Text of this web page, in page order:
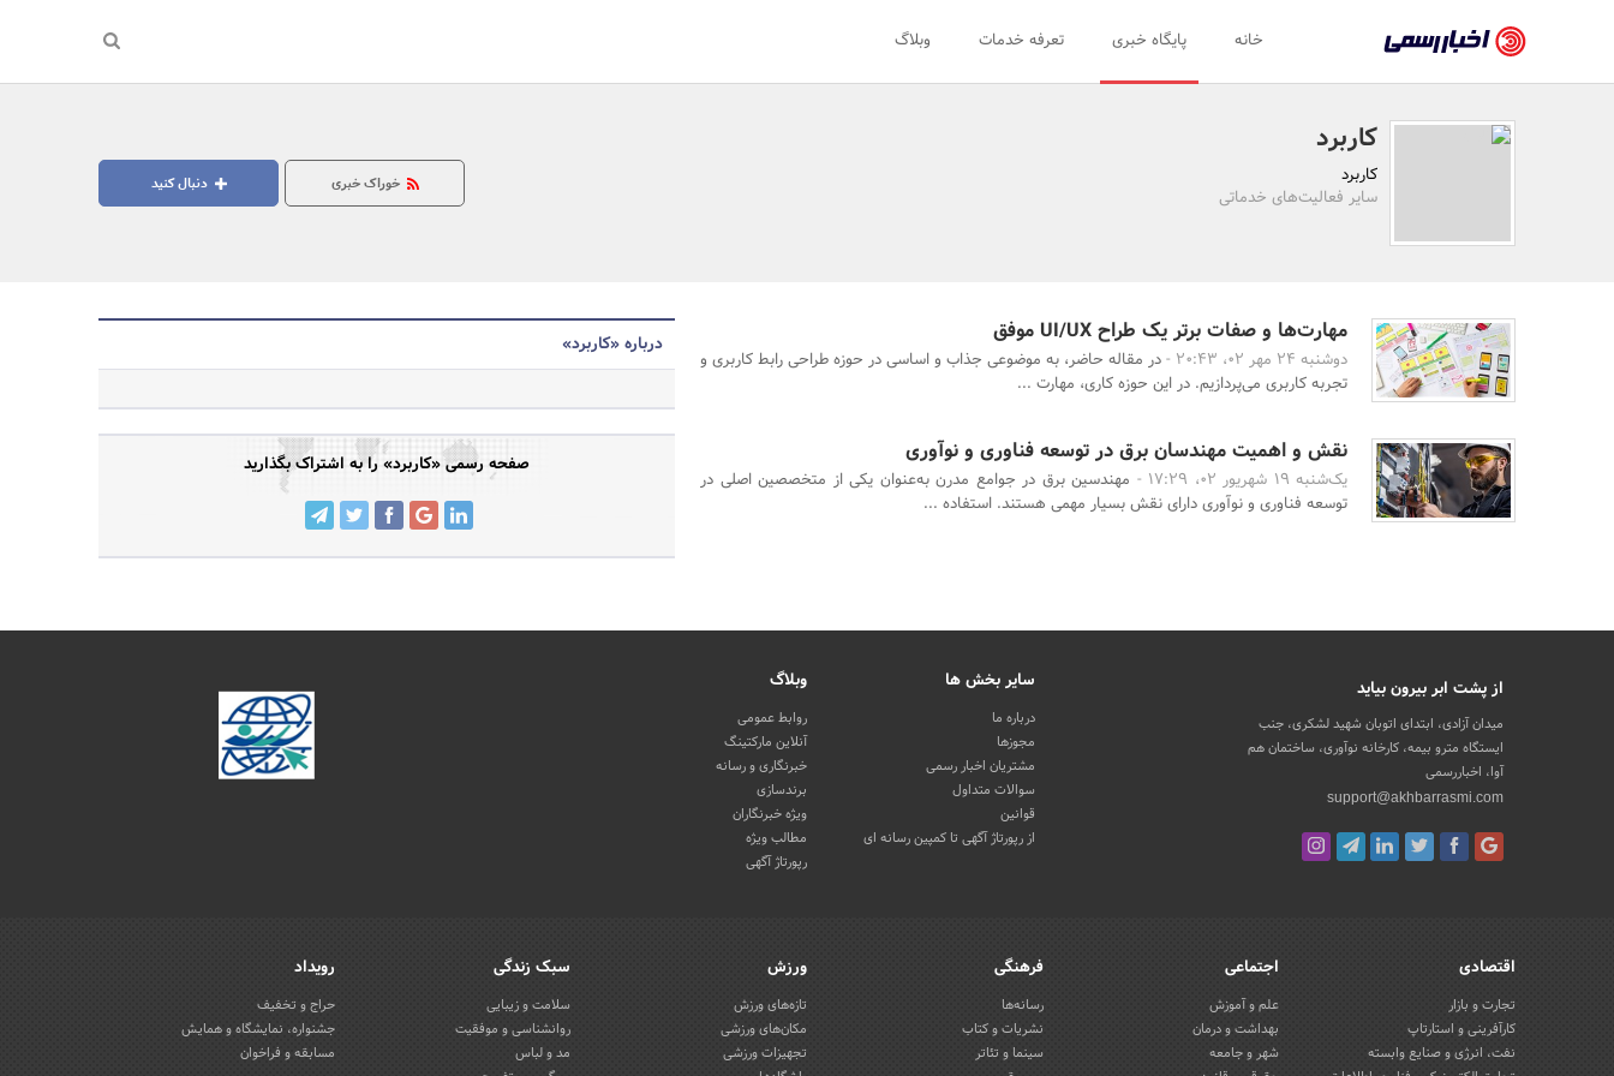
رسمی
-
اخبار
تایید
سازمان‌ها
و
روابط
عمومی‌ها
خانه پایگاه خبری تعرفه خدمات وبلاگ
جستجو
کاربرد
کاربرد
سایر فعالیت‌های خدماتی
دنبال کنید خوراک خبری
مهارت‌ها و صفات برتر یک طراح UI/UX موفق
دوشنبه 24 مهر 02، 20:43 -
در مقاله‌ حاضر، به موضوعی جذاب و اساسی در حوزه طراحی رابط کاربری و
تجربه کاربری می‌پردازیم. در این حوزه کاری، مهارت ...
نقش و اهمیت مهندسان برق در توسعه فناوری و نوآوری
یک‌شنبه 19 شهریور 02، 17:29 -
مهندسین برق در جوامع مدرن به‌عنوان یکی از متخصصین اصلی در
توسعه فناوری و نوآوری دارای نقش بسیار مهمی هستند. استفاده ...
درباره «کاربرد»
صفحه رسمی «کاربرد» را به اشتراک بگذارید
از پشت ابر بیرون بیاید
میدان آزادی، ابتدای اتوبان شهید لشکری، جنب
ایستگاه مترو بیمه، کارخانه نوآوری، ساختمان هم
آوا، اخباررسمی
support@akhbarrasmi.com
سایر بخش ها
درباره ما
مجوزها
مشتریان اخبار رسمی
سوالات متداول
قوانین
از رپورتاژ آگهی تا کمپین رسانه ای
وبلاگ
روابط عمومی
آنلاین مارکتینگ
خبرنگاری و رسانه
برندسازی
ویژه خبرنگاران
مطالب ویژه
رپورتاژ آگهی
اقتصادی
تجارت و بازار
کارآفرینی و استارتاپ
نفت، انرژی و صنایع وابسته
اجتماعی
علم و آموزش
بهداشت و درمان
شهر و جامعه
فرهنگی
رسانه‌ها
نشریات و کتاب
سینما و تئاتر
ورزش
تازه‌های ورزش
مکان‌های ورزشی
تجهیزات ورزشی
سبک زندگی
سلامت و زیبایی
روانشناسی و موفقیت
مد و لباس
رویداد
حراج و تخفیف
جشنواره، نمایشگاه و همایش
مسابقه و فراخوان